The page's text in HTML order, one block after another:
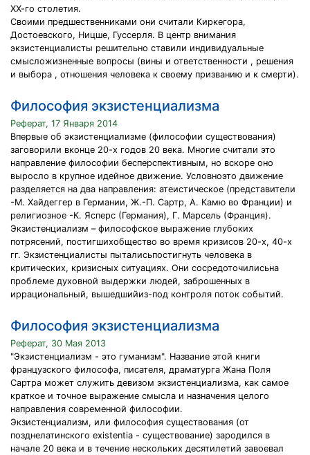
ХХ-го столетия.
Своими предшественниками они считали Киркегора,
Достоевского, Ницше, Гуссерля. В центр внимания
экзистенциалисты решительно ставили индивидуальные
смысложизненные вопросы (вины и ответственности , решения
и выбора , отношения человека к своему призванию и к смерти).
Философия экзистенциализма
Реферат, 17 Января 2014
Впервые об экзистенциализме (философии существования)
заговорили вконце 20-х годов 20 века. Многие считали это
направление философии бесперспективным, но вскоре оно
выросло в крупное идейное движение. Условноэто движение
разделяется на два направления: атеистическое (представители
-М. Хайдеггер в Германии, Ж.-П. Сартр, А. Камю во Франции) и
религиозное -К. Ясперс (Германия), Г. Марсель (Франция).
Экзистенциализм – философское выражение глубоких
потрясений, постигшихобщество во время кризисов 20-х, 40-х
гг. Экзистенциалисты пыталисьпостигнуть человека в
критических, кризисных ситуациях. Они сосредоточилисьна
проблеме духовной выдержки людей, заброшенных в
иррациональный, вышедшийиз-под контроля поток событий.
Философия экзистенциализма
Реферат, 30 Мая 2013
"Экзистенциализм - это гуманизм". Название этой книги
французского философа, писателя, драматурга Жана Поля
Сартра может служить девизом экзистенциализма, как самое
краткое и точное выражение смысла и назначения целого
направления современной философии.
Экзистенциализм, или философия существования (от
позднелатинского existentia - существование) зародился в
начале 20 века и в течение нескольких десятилетий завоевал